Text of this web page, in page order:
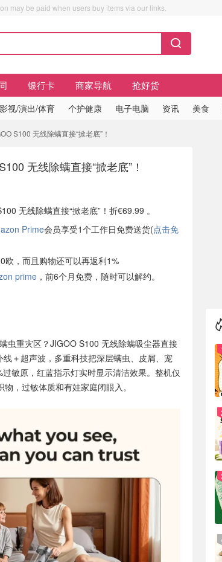
may be paid when users buy items via our links.
银行卡 商家导航 抢好货
影视/演出/体育 个护健康 电子电脑 资讯 美食
S100 无线除螨直接“掀老底”！
无线除螨直接“掀老底”！
无线除螨直接“掀老底”！折€69.99 。
Prime会员享受1个工作日免费送货(点击免
欧，而且购物还可以再返利1%
prime ，前6个月免费，随时可以解约。
虫重灾区？JIGOO S100 无线除螨吸尘器直接
＋超声波，多重科技把深层螨虫、皮屑、宠
敏原，红蓝指示灯实时显示清洁效果。整机仅
，过敏体质和有娃家庭闭眼入。